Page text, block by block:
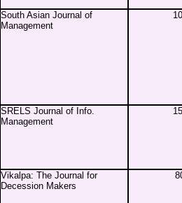
South Asian Journal of
Management
SRELS Journal of Info.
Management
Vikalpa: The Journal for
Decession Makers